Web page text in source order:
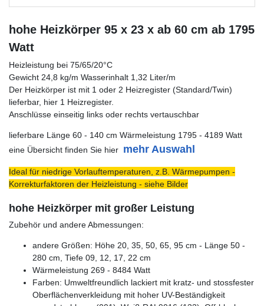
hohe Heizkörper 95 x 23 x ab 60 cm ab 1795
Watt
Heizleistung bei 75/65/20°C
Gewicht 24,8 kg/m Wasserinhalt 1,32 Liter/m
Der Heizkörper ist mit 1 oder 2 Heizregister (Standard/Twin)
lieferbar, hier 1 Heizregister.
Anschlüsse einseitig links oder rechts vertauschbar
lieferbare Länge 60 - 140 cm Wärmeleistung 1795 - 4189 Watt
eine Übersicht finden Sie hier mehr Auswahl
Ideal für niedrige Vorlauftemperaturen, z.B. Wärmepumpen -
Korrekturfaktoren der Heizleistung - siehe Bilder
hohe Heizkörper mit großer Leistung
Zubehör und andere Abmessungen:
andere Größen: Höhe 20, 35, 50, 65, 95 cm - Länge 50 -
280 cm, Tiefe 09, 12, 17, 22 cm
Wärmeleistung 269 - 8484 Watt
Farben: Umweltfreundlich lackiert mit kratz- und stossfester
Oberflächenverkleidung mit hoher UV-Beständigkeit